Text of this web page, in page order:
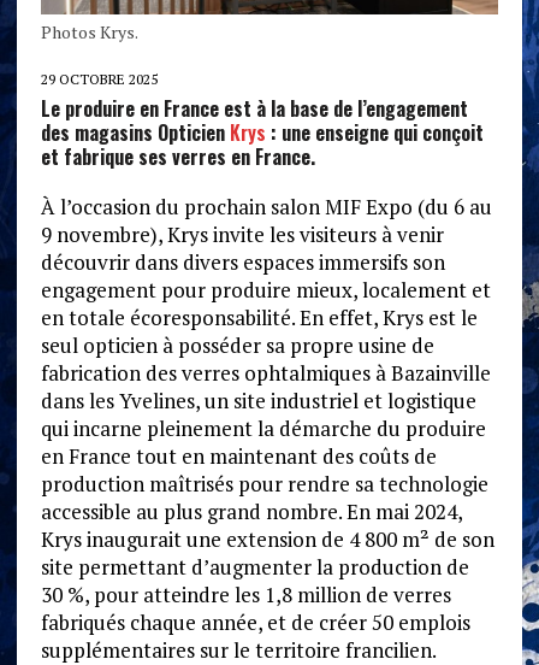
Photos Krys.
29 OCTOBRE 2025
Le produire en France est à la base de l’engagement
des magasins Opticien Krys : une enseigne qui conçoit
et fabrique ses verres en France.
À l’occasion du prochain salon MIF Expo (du 6 au
9 novembre), Krys invite les visiteurs à venir
découvrir dans divers espaces immersifs son
engagement pour produire mieux, localement et
en totale écoresponsabilité. En effet, Krys est le
seul opticien à posséder sa propre usine de
fabrication des verres ophtalmiques à Bazainville
dans les Yvelines, un site industriel et logistique
qui incarne pleinement la démarche du produire
en France tout en maintenant des coûts de
production maîtrisés pour rendre sa technologie
accessible au plus grand nombre. En mai 2024,
Krys inaugurait une extension de 4 800 m² de son
site permettant d’augmenter la production de
30 %, pour atteindre les 1,8 million de verres
fabriqués chaque année, et de créer 50 emplois
supplémentaires sur le territoire francilien.